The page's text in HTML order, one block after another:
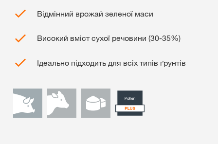
Відмінний врожай зеленої маси
Високий вміст сухої речовини (30-35%)
Ідеально підходить для всіх типів ґрунтів